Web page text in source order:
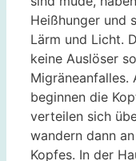
Heißhunger und
Lärm und Licht.
keine Auslöser
Migräneanfalles.
beginnen die
verteilen sich
wandern dann
Kopfes. In der